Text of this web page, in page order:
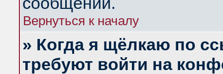
Вернуться к началу
» Когда я щёлкаю по
требуют войти на